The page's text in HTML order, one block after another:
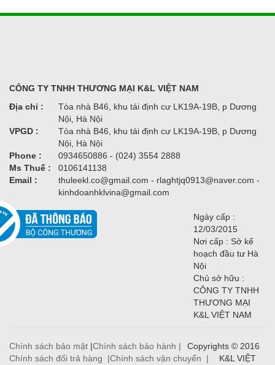
CÔNG TY TNHH THƯƠNG MẠI K&L VIỆT NAM
Địa chỉ :
Tòa nhà B46, khu tái định cư LK19A-19B, p Dương
Nội, Hà Nội
VPGD :
Tòa nhà B46, khu tái định cư LK19A-19B, p Dương
Nội, Hà Nội
Phone :
0934650886 - (024) 3554 2888
Ms Thuế :
0106141138
Email :
thuleekl.co@gmail.com - rlaghtjq0913@naver.com -
kinhdoanhklvina@gmail.com
Ngày cấp :
12/03/2015
Nơi cấp : Sở kế
hoạch đầu tư Hà
Nội
Chủ sở hữu :
CÔNG TY TNHH
THƯƠNG MẠI
K&L VIỆT NAM
Chính sách bảo mật |Chính sách bảo hành |
Chính sách đổi trả hàng |Chính sách vận chuyển |
Copyrights © 2016
K&L VIỆT